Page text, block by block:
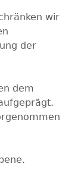
wir
der
dem